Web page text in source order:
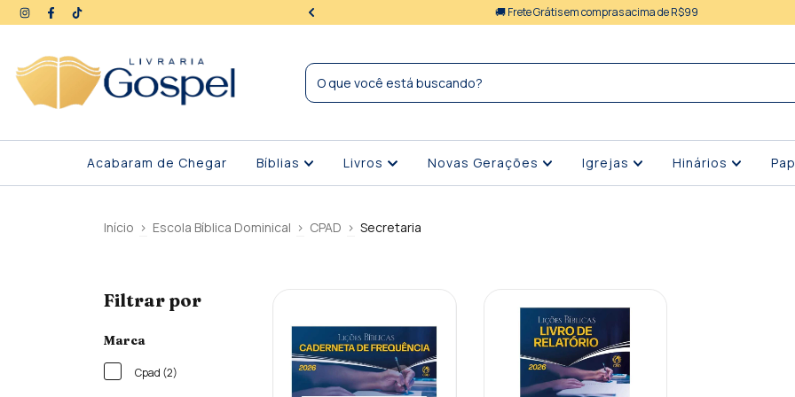
| Seus dados protegidos 🚚 Frete Grátis em compras acima de R$99
Acabaram de Chegar Bíblias Livros Novas Gerações Igrejas Hinários
Início > Escola Bíblica Dominical > CPAD > Secretaria
Filtrar por
Marca
Cpad (2)